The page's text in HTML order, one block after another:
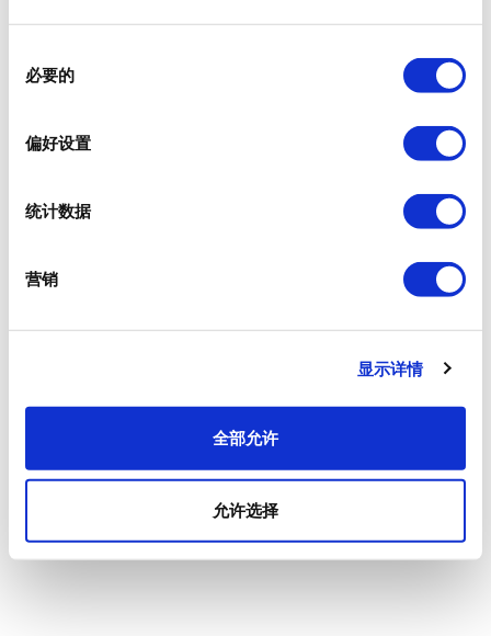
必要的
偏好设置
统计数据
营销
显示详情
全部允许
允许选择